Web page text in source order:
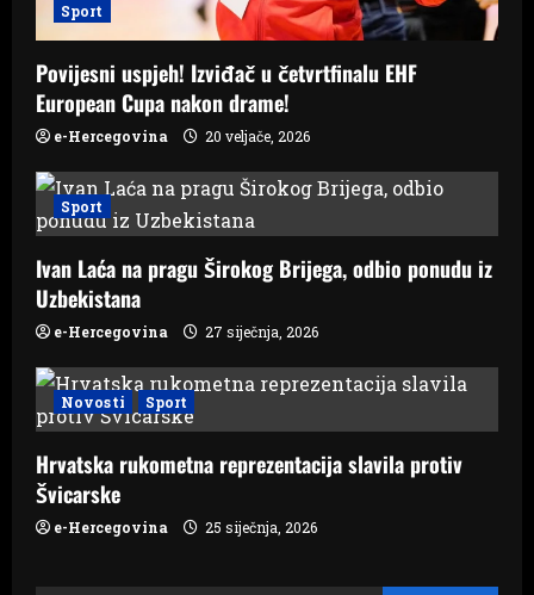
o
n
Sport
Povijesni uspjeh! Izviđač u četvrtfinalu EHF
European Cupa nakon drame!
e-Hercegovina 20 veljače, 2026
Sport
Ivan Laća na pragu Širokog Brijega, odbio ponudu iz
Uzbekistana
e-Hercegovina 27 siječnja, 2026
Novosti Sport
Hrvatska rukometna reprezentacija slavila protiv
Švicarske
e-Hercegovina 25 siječnja, 2026